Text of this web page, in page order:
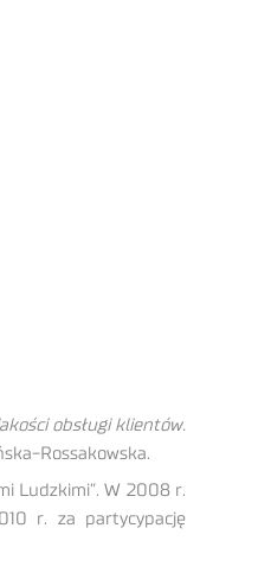
obsługi klientów.
Rossakowska.
Ludzkimi”. W 2008 r.
r. za partycypację